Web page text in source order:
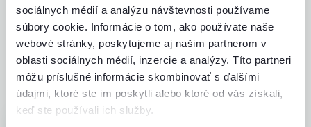
sociálnych médií a analýzu návštevnosti používame
súbory cookie. Informácie o tom, ako používate naše
webové stránky, poskytujeme aj našim partnerom v
oblasti sociálnych médií, inzercie a analýzy. Títo partneri
môžu príslušné informácie skombinovať s ďalšími
údajmi, ktoré ste im poskytli alebo ktoré od vás získali,
keď ste používali ich služby.
5,0
1 recenzia
Jednoduchosť montáže
5,0
Kvalita výrobku
5,0
Zodpovedá očakávaniam
5,0
Zabalenie výrobku
5,0
Pomer hodnoty a ceny
5,0